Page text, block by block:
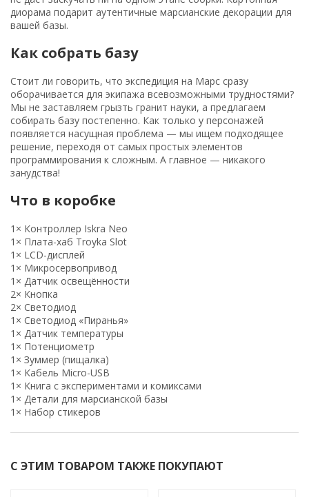
диорама подарит аутентичные марсианские декорации для
вашей базы.
Как собрать базу
Стоит ли говорить, что экспедиция на Марс сразу
оборачивается для экипажа всевозможными трудностями?
Мы не заставляем грызть гранит науки, а предлагаем
собирать базу постепенно. Как только у персонажей
появляется насущная проблема — мы ищем подходящее
решение, переходя от самых простых элементов
программирования к сложным. А главное — никакого
занудства!
Что в коробке
1× Контроллер Iskra Neo
1× Плата-хаб Troyka Slot
1× LCD-дисплей
1× Микросервопривод
1× Датчик освещённости
2× Кнопка
2× Светодиод
1× Светодиод «Пиранья»
1× Датчик температуры
1× Потенциометр
1× Зуммер (пищалка)
1× Кабель Micro-USB
1× Книга с экспериментами и комиксами
1× Детали для марсианской базы
1× Набор стикеров
С ЭТИМ ТОВАРОМ ТАКЖЕ ПОКУПАЮТ